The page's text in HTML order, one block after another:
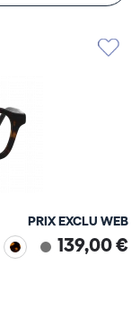
PRIX EXCLU WEB
139,00 €